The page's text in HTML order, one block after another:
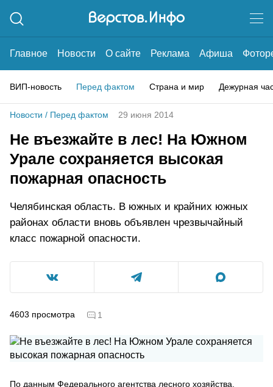
Главное Новости О сайте Реклама Афиша
ВИП-новость Перед фактом Страна и мир Дежурная
Новости / Перед фактом 29 июня 2014
Не въезжайте в лес! На Южном
Урале сохраняется высокая
пожарная опасность
Челябинская область. В южных и крайних южных
районах области вновь объявлен чрезвычайный
класс пожарной опасности.
4603 просмотра 1
По данным Федерального агентства лесного хозяйства,